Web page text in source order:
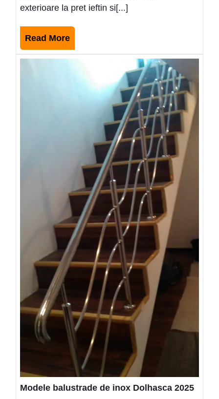
exterioare la pret ieftin si[...]
Read MoreRead
More
Modele balustrade de inox Dolhasca 2025